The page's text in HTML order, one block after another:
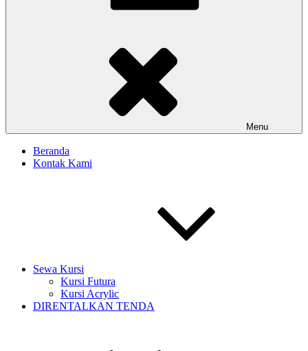
Menu
Beranda
Kontak Kami
Sewa Kursi
Kursi Futura
Kursi Acrylic
DIRENTALKAN TENDA